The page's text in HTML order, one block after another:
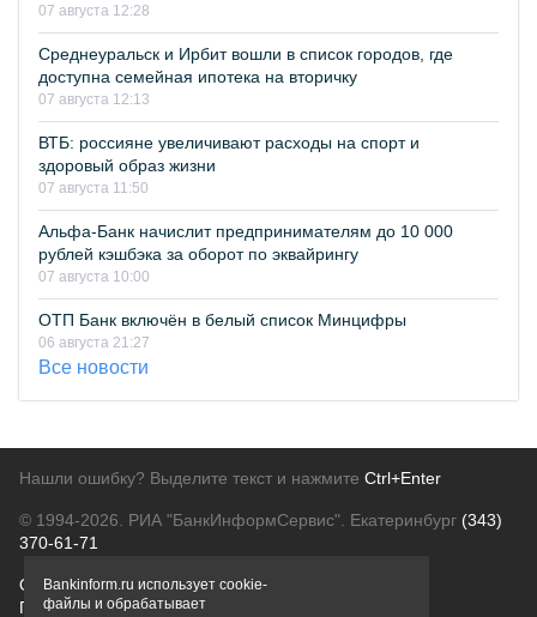
07 августа 12:28
Среднеуральск и Ирбит вошли в список городов, где
доступна семейная ипотека на вторичку
07 августа 12:13
ВТБ: россияне увеличивают расходы на спорт и
здоровый образ жизни
07 августа 11:50
Альфа-Банк начислит предпринимателям до 10 000
рублей кэшбэка за оборот по эквайрингу
07 августа 10:00
ОТП Банк включён в белый список Минцифры
06 августа 21:27
Все новости
Нашли ошибку? Выделите текст и нажмите Ctrl+Enter
© 1994-2026. РИА "БанкИнформСервис". Екатеринбург (343)
370-61-71
О проектеПолитика конфиденциальности
Правовая информацияДля рекламодателей
Bankinform.ru использует cookie-
файлы и обрабатывает